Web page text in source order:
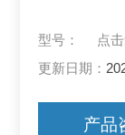
型号： 点
更新日期：
产品